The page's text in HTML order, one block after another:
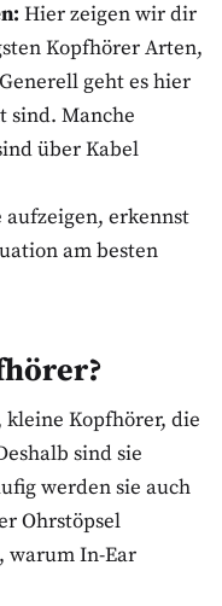
Hier zeigen wir dir
Kopfhörer Arten,
geht es hier
sind. Manche
über Kabel
erkennst
am besten
Kopfhörer, die
sind sie
werden sie auch
Ohrstöpsel
warum In-Ear